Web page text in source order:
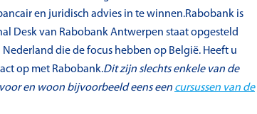
en juridisch advies in te winnen.Rabobank is
Desk van Rabobank Antwerpen staat opgesteld
die de focus hebben op België. Heeft u
op met Rabobank.Dit zijn slechts enkele van de
en woon bijvoorbeeld eens een cursussen van de